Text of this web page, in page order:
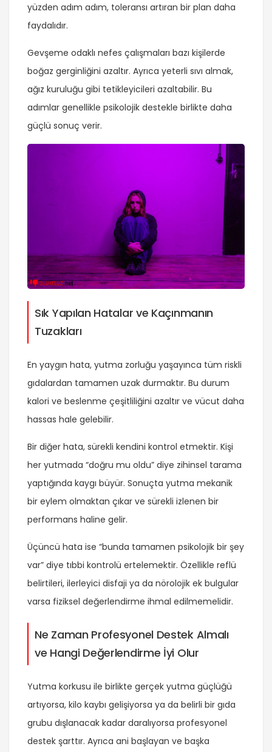
yüzden adım adım, toleransı artıran bir plan daha
faydalıdır.
Gevşeme odaklı nefes çalışmaları bazı kişilerde
boğaz gerginliğini azaltır. Ayrıca yeterli sıvı almak,
ağız kuruluğu gibi tetikleyicileri azaltabilir. Bu
adımlar genellikle psikolojik destekle birlikte daha
güçlü sonuç verir.
Sık Yapılan Hatalar ve Kaçınmanın
Tuzakları
En yaygın hata, yutma zorluğu yaşayınca tüm riskli
gıdalardan tamamen uzak durmaktır. Bu durum
kalori ve beslenme çeşitliliğini azaltır ve vücut daha
hassas hale gelebilir.
Bir diğer hata, sürekli kendini kontrol etmektir. Kişi
her yutmada “doğru mu oldu” diye zihinsel tarama
yaptığında kaygı büyür. Sonuçta yutma mekanik
bir eylem olmaktan çıkar ve sürekli izlenen bir
performans haline gelir.
Üçüncü hata ise “bunda tamamen psikolojik bir şey
var” diye tıbbi kontrolü ertelemektir. Özellikle reflü
belirtileri, ilerleyici disfaji ya da nörolojik ek bulgular
varsa fiziksel değerlendirme ihmal edilmemelidir.
Ne Zaman Profesyonel Destek Almalı
ve Hangi Değerlendirme İyi Olur
Yutma korkusu ile birlikte gerçek yutma güçlüğü
artıyorsa, kilo kaybı gelişiyorsa ya da belirli bir gıda
grubu dışlanacak kadar daralıyorsa profesyonel
destek şarttır. Ayrıca ani başlayan ve başka